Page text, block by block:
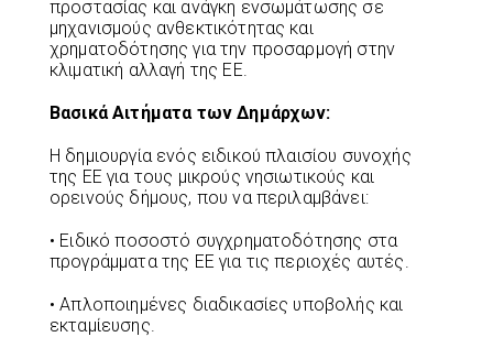
προστασίας και ανάγκη ενσωμάτωσης σε
μηχανισμούς ανθεκτικότητας και
χρηματοδότησης για την προσαρμογή στην
κλιματική αλλαγή της ΕΕ.
Βασικά Αιτήματα των Δημάρχων:
Η δημιουργία ενός ειδικού πλαισίου συνοχής
της ΕΕ για τους μικρούς νησιωτικούς και
ορεινούς δήμους, που να περιλαμβάνει:
• Ειδικό ποσοστό συγχρηματοδότησης στα
προγράμματα της ΕΕ για τις περιοχές αυτές.
• Απλοποιημένες διαδικασίες υποβολής και
εκταμίευσης.